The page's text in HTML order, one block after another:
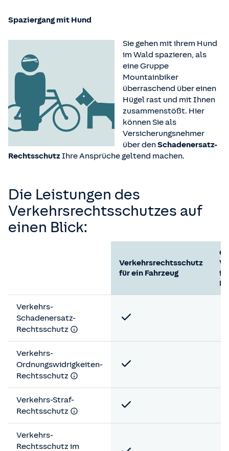
Spaziergang mit Hund
Sie gehen mit ihrem Hund
im Wald spazieren, als
eine Gruppe
Mountainbiker
überraschend über einen
Hügel rast und mit Ihnen
zusammenstößt. Hier
können Sie als
Versicherungsnehmer
über denSchadenersatz-
RechtsschutzIhre Ansprüche geltend machen.
Die Leistungen des
Verkehrsrechtsschutzes auf
einen Blick:
Verkehrsrechtsschutz
für ein Fahrzeug
Verkehrs-
Schadenersatz-
Rechtsschutz
Verkehrs-
Ordnungswidrigkeiten-
Rechtsschutz
Verkehrs-Straf-
Rechtsschutz
Verkehrs-
Rechtsschutz im